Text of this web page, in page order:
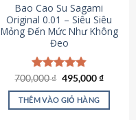
Bao Cao Su Sagami
Original 0.01 – Siêu Siêu
Mỏng Đến Mức Như Không
Đeo
Được xếp
hạng4.83
5 sao
700,000₫ Giá
là:
700,000 ₫.
495,000₫Giá
tại
THÊM VÀO GIỎ HÀNG